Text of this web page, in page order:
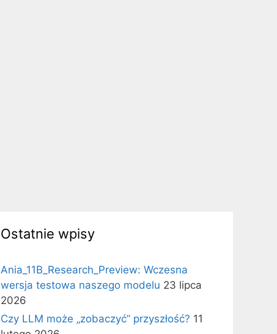
Ostatnie wpisy
Ania_11B_Research_Preview: Wczesna
wersja testowa naszego modelu 23 lipca
2026
Czy LLM może „zobaczyć” przyszłość? 11